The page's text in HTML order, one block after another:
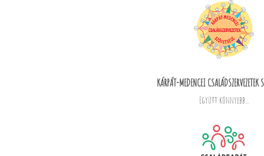
KÁRPÁT-MEDENCEI CSALÁDSZERVEZETEK
Együtt könnyebb...